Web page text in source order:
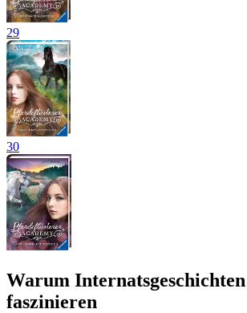
29
30
Warum
faszinieren